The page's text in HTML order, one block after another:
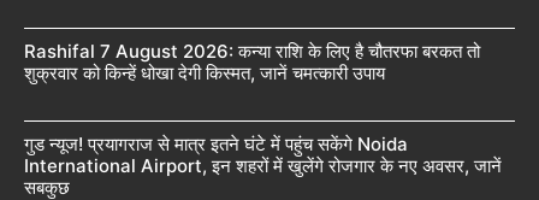
Rashifal 7 August 2026: कन्या राशि के लिए है चौतरफा बरकत तो
शुक्रवार को किन्हें धोखा देगी किस्मत, जानें चमत्कारी उपाय
गुड न्यूज! प्रयागराज से मात्र इतने घंटे में पहुंच सकेंगे Noida
International Airport, इन शहरों में खुलेंगे रोजगार के नए अवसर, जानें
सबकुछ